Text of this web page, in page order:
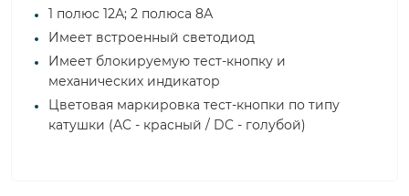
1 полюс 12А; 2 полюса 8А
Имеет встроенный светодиод
Имеет блокируемую тест-кнопку и
механических индикатор
Цветовая маркировка тест-кнопки по типу
катушки (AC - красный / DC - голубой)